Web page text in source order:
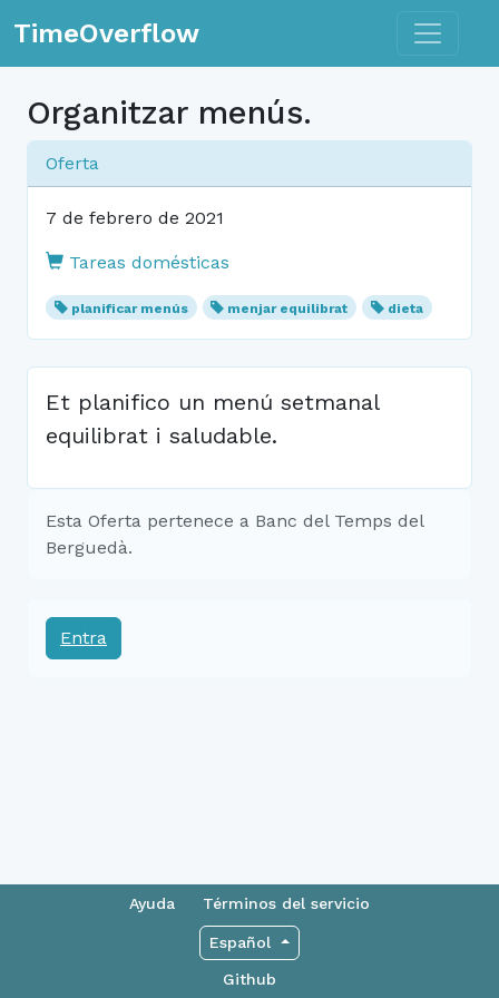
TimeOverflow Toggle
Organitzar menús.
Oferta
7 de febrero de 2021
Tareas domésticas
planificar menús menjar equilibrat dieta
Et planifico un menú setmanal
equilibrat i saludable.
Esta Oferta pertenece a Banc del Temps del
Berguedà.
Entra
Ayuda Términos del servicio
Español
Github